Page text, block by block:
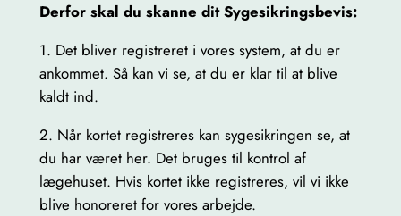
Derfor skal du skanne dit Sygesikringsbevis:
1. Det bliver registreret i vores system, at du er
ankommet. Så kan vi se, at du er klar til at blive
kaldt ind.
2. Når kortet registreres kan sygesikringen se, at
du har været her. Det bruges til kontrol af
lægehuset. Hvis kortet ikke registreres, vil vi ikke
blive honoreret for vores arbejde.